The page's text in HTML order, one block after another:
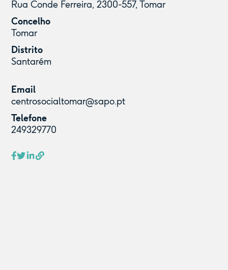
Rua Conde Ferreira, 2300-557, Tomar
Concelho
Tomar
Distrito
Santarém
Email
centrosocialtomar@sapo.pt
Telefone
249329770